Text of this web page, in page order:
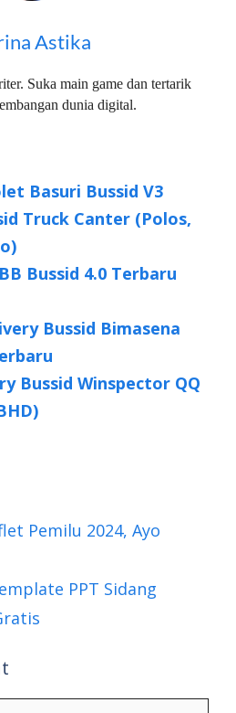
Astika
Suka main game dan tertarik
dunia digital.
Basuri Bussid V3
Truck Canter (Polos,
Bussid 4.0 Terbaru
Bussid Bimasena
Bussid Winspector QQ
Pemilu 2024, Ayo
PPT Sidang